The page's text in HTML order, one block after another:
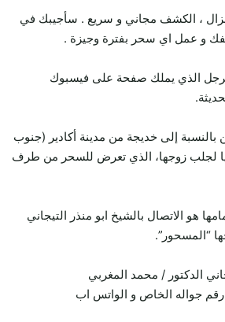
، الكشف مجاني و سريع . سأجيبك في
و عمل اي سحر بفترة وجيزة .
الذي يملك صفحة على فيسبوك
بالنسبة إلى خديجة من مدينة أكادير (جنوب
لجلب زوجها، الذي تعرض للسحر من طرف
هو الاتصال بالشيخ ابو منذر التيجاني
“المسحور”.
الدكتور / محمد المغربي
جواله الخاص و الواتس اب